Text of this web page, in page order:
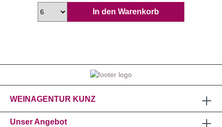
In den Warenkorb
WEINAGENTUR KUNZ
Unser Angebot